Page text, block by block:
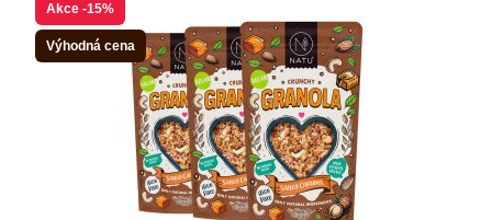
Akce -15%
Výhodná cena